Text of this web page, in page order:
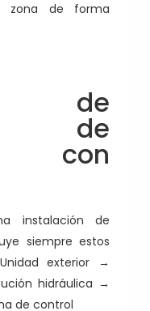
zona de forma
de
de
con
instalación de
siempre estos
exterior →
hidráulica →
de control